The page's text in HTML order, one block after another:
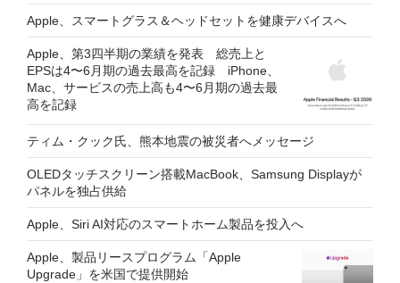
Apple、スマートグラス＆ヘッドセットを健康デバイスへ
Apple、第3四半期の業績を発表 総売上と
EPSは4〜6月期の過去最高を記録 iPhone、
Mac、サービスの売上高も4〜6月期の過去最
高を記録
ティム・クック氏、熊本地震の被災者へメッセージ
OLEDタッチスクリーン搭載MacBook、Samsung Displayが
パネルを独占供給
Apple、Siri AI対応のスマートホーム製品を投入へ
Apple、製品リースプログラム「Apple
Upgrade」を米国で提供開始